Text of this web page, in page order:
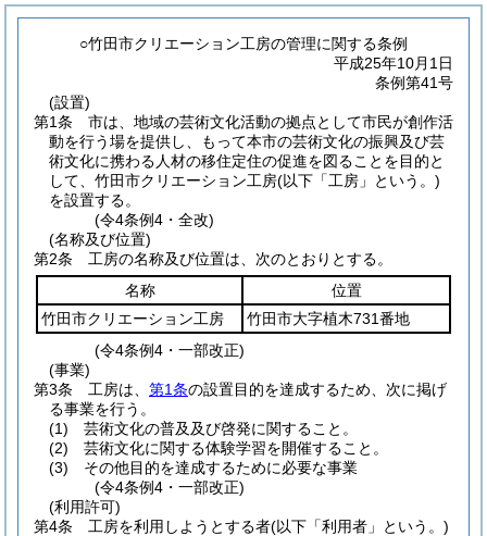
○竹田市クリエーション工房の管理に関する条例
平成25年10月1日
条例第41号
(設置)
第1条
市は、地域の芸術文化活動の拠点として市民が創作活
動を行う場を提供し、もって本市の芸術文化の振興及び芸
術文化に携わる人材の移住定住の促進を図ることを目的と
して、竹田市クリエーション工房(以下「工房」という。)
を設置する。
(令4条例4・全改)
(名称及び位置)
第2条
工房の名称及び位置は、次のとおりとする。
名称
位置
竹田市クリエーション工房
竹田市大字植木731番地
(令4条例4・一部改正)
(事業)
第3条
工房は、 第1条の設置目的を達成するため、次に掲げ
る事業を行う。
(1)
芸術文化の普及及び啓発に関すること。
(2)
芸術文化に関する体験学習を開催すること。
(3)
その他目的を達成するために必要な事業
(令4条例4・一部改正)
(利用許可)
第4条
工房を利用しようとする者(以下「利用者」という。)